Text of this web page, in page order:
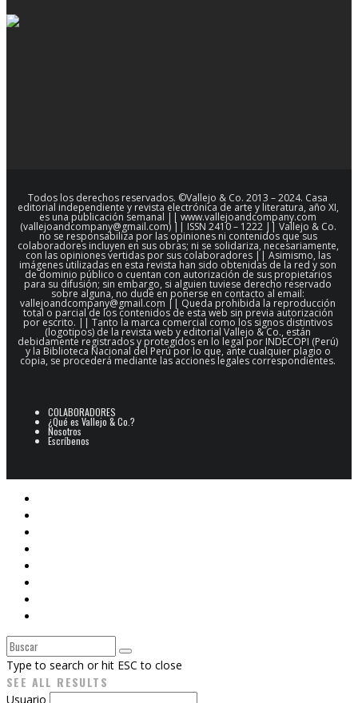
Todos los derechos reservados. ©Vallejo & Co. 2013 – 2024. Casa
editorial independiente y revista electrónica de arte y literatura, año XI,
es una publicación semanal || www.vallejoandcompany.com
(vallejoandcompany@gmail.com) || ISSN 2410 – 1222 || Vallejo & Co.
no se responsabiliza por las opiniones ni contenidos que sus
colaboradores incluyen en sus obras; ni se solidariza, necesariamente,
con las opiniones vertidas por sus colaboradores || Asimismo, las
imágenes utilizadas en esta revista han sido obtenidas de la red y son
de dominio público o cuentan con autorización de sus propietarios
para su difusión; sin embargo, si alguien tuviese derecho reservado
sobre alguna, no dude en ponerse en contacto al email:
vallejoandcompany@gmail.com || Queda prohibida la reproducción
total o parcial de los contenidos de esta web sin previa autorización
por escrito. || Tanto la marca comercial como los signos distintivos
(logotipos) de la revista web y editorial Vallejo & Co., están
debidamente registrados y protegidos en lo legal por INDECOPI (Perú)
y la Biblioteca Nacional del Perú por lo que, ante cualquier plagio o
copia, se procederá mediante las acciones legales correspondientes.
COLABORADORES
¿Qué es Vallejo & Co.?
Nosotros
Escríbenos
Type to search or hit ESC to close
SEE ALL RESULTS
Usuario